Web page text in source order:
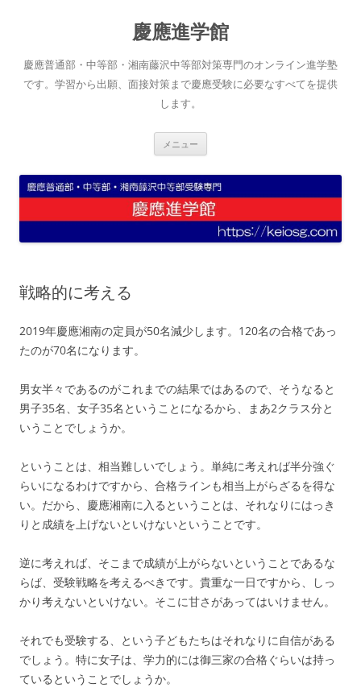
へ
ス
キ
慶應進学館
慶應普通部・中等部・湘南藤沢中等部対策専門のオンライン進学塾
です。学習から出願、面接対策まで慶應受験に必要なすべてを提供
します。
メニュー
戦略的に考える
2019年慶應湘南の定員が50名減少します。120名の合格であっ
たのが70名になります。
男女半々であるのがこれまでの結果ではあるので、そうなると
男子35名、女子35名ということになるから、まあ2クラス分と
いうことでしょうか。
ということは、相当難しいでしょう。単純に考えれば半分強ぐ
らいになるわけですから、合格ラインも相当上がらざるを得な
い。だから、慶應湘南に入るということは、それなりにはっき
りと成績を上げないといけないということです。
逆に考えれば、そこまで成績が上がらないということであるな
らば、受験戦略を考えるべきです。貴重な一日ですから、しっ
かり考えないといけない。そこに甘さがあってはいけません。
それでも受験する、という子どもたちはそれなりに自信がある
でしょう。特に女子は、学力的には御三家の合格ぐらいは持っ
ているということでしょうか。